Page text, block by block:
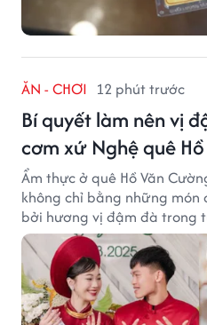
ĂN - CHƠI 12 phút trước
Bí quyết làm nên vị
cơm xứ Nghệ quê
Ẩm thực ở quê Hồ Văn
không chỉ bằng những món
bởi hương vị đậm đà trong
nét giản dị ấy là những bí
giữ qua nhiều thế hệ.